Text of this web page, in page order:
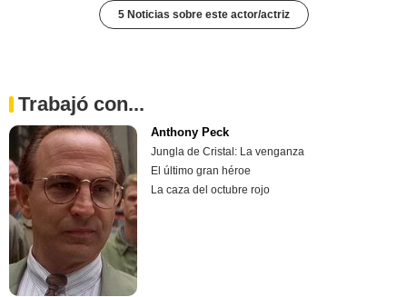
5 Noticias sobre este actor/actriz
Trabajó con...
Anthony Peck
Jungla de Cristal: La venganza
El último gran héroe
La caza del octubre rojo